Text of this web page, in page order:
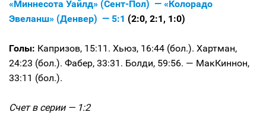
«Миннесота Уайлд» (Сент-Пол) — «Колорадо
Эвеланш» (Денвер) — 5:1 (2:0, 2:1, 1:0)
Голы: Капризов, 15:11. Хьюз, 16:44 (бол.). Хартман,
24:23 (бол.). Фабер, 33:31. Болди, 59:56. — МакКиннон,
33:11 (бол.).
Счет в серии — 1:2